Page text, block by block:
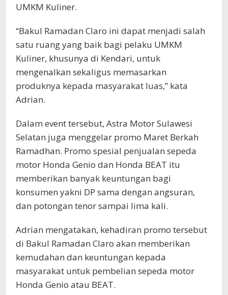
UMKM Kuliner.
“Bakul Ramadan Claro ini dapat menjadi salah
satu ruang yang baik bagi pelaku UMKM
Kuliner, khusunya di Kendari, untuk
mengenalkan sekaligus memasarkan
produknya kepada masyarakat luas,” kata
Adrian.
Dalam event tersebut, Astra Motor Sulawesi
Selatan juga menggelar promo Maret Berkah
Ramadhan. Promo spesial penjualan sepeda
motor Honda Genio dan Honda BEAT itu
memberikan banyak keuntungan bagi
konsumen yakni DP sama dengan angsuran,
dan potongan tenor sampai lima kali.
Adrian mengatakan, kehadiran promo tersebut
di Bakul Ramadan Claro akan memberikan
kemudahan dan keuntungan kepada
masyarakat untuk pembelian sepeda motor
Honda Genio atau BEAT.